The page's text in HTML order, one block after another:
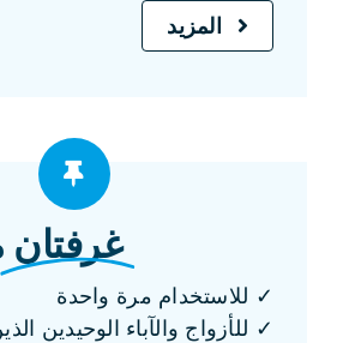
المزيد
غرفتان
✓ للاستخدام مرة واحدة
✓ للأزواج والآباء الوحيدين